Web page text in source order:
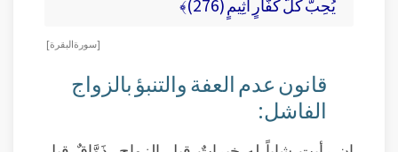
يُحِبُّ كُلَّ كَفَّارٍ أَثِيمٍ (276)﴾
[ سورة البقرة ]
قانون عدم العفة والتنبؤ بالزواج
الفاشل: